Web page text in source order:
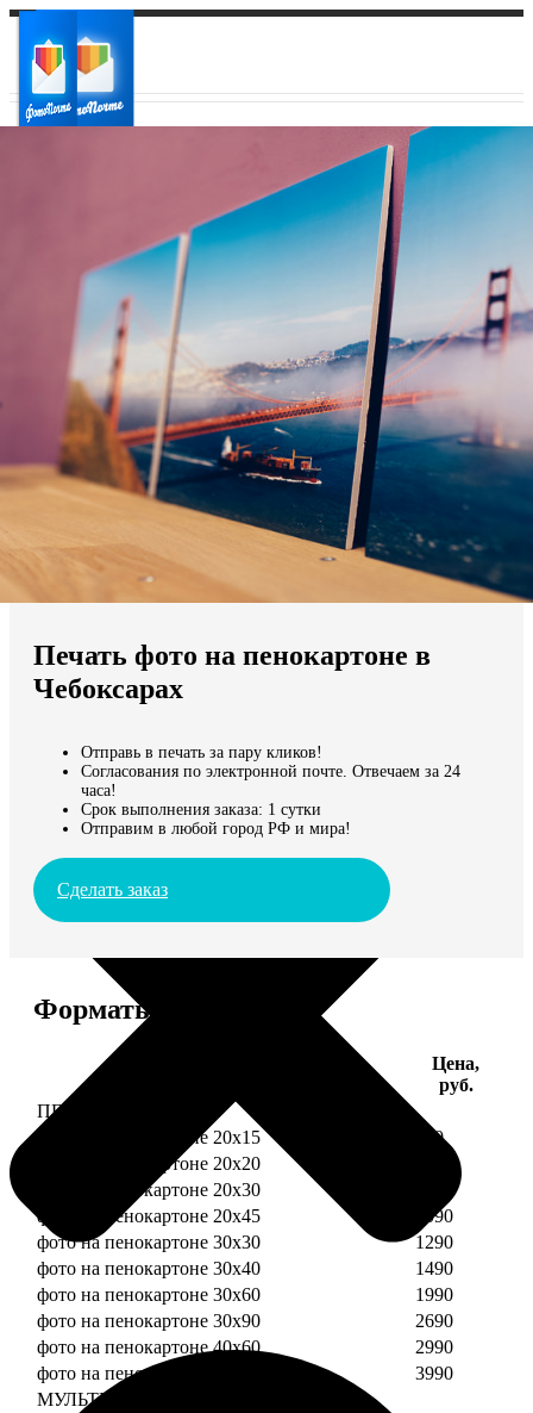
Ваш регион доставки
Выберите из списка:
Мы доставляем по всему миру
Продолжить без города
Печать фото на пенокартоне в
Чебоксарах
Отправь в печать за пару кликов!
Согласования по электронной почте. Отвечаем за 24
часа!
Срок выполнения заказа: 1 сутки
Отправим в любой город РФ и мира!
Сделать заказ
Форматы и цены
Цена,
руб.
ПЕНОКАРТОН
фото на пенокартоне 20х15
690
фото на пенокартоне 20х20
фото на пенокартоне 20х30
фото на пенокартоне 20х45
1090
фото на пенокартоне 30х30
1290
фото на пенокартоне 30х40
1490
фото на пенокартоне 30х60
1990
фото на пенокартоне 30х90
2690
фото на пенокартоне 40х60
2990
фото на пенокартоне 50х70
3990
МУЛЬТИПЕНОКАРТОН